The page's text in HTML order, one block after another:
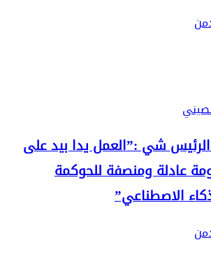
شي :”العمل يدا بيد على
عادلة ومنصفة للحوكمة
الاصطناعي”